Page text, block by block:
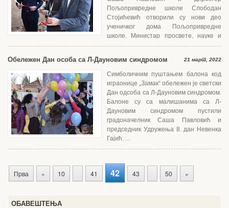
Пољопривредне школе Слободан
Стојићевић отворили су нови део
ученичког дома Пољопривредне
школе. Министар просвете, науке и
технолошког развоја...
Обележен Дан особа са Л-Дауновим синдромом 21 март, 2022
Симболичним пуштањем балона код
играонице „Замак“ обележен је светски
Дан одсоба са Л-Дауновим синдромом.
Балоне су са малишанима са Л-
Дауновим синдромом пустили
градоначелник Саша Павловић и
председник Удружења 8. дан Невенка
Гајић. ...
Прва « 10 41 42 43 50 »
ОБАВЕШТЕЊА